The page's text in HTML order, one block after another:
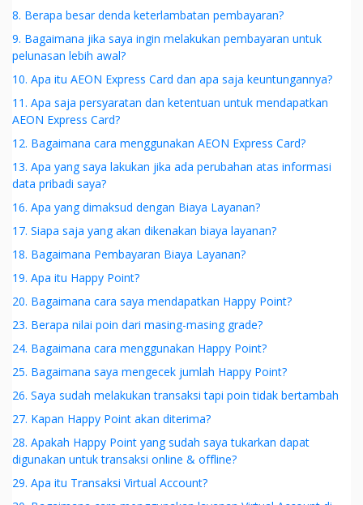
8. Berapa besar denda keterlambatan pembayaran?
9. Bagaimana jika saya ingin melakukan pembayaran untuk
pelunasan lebih awal?
10. Apa itu AEON Express Card dan apa saja keuntungannya?
11. Apa saja persyaratan dan ketentuan untuk mendapatkan
AEON Express Card?
12. Bagaimana cara menggunakan AEON Express Card?
13. Apa yang saya lakukan jika ada perubahan atas informasi
data pribadi saya?
16. Apa yang dimaksud dengan Biaya Layanan?
17. Siapa saja yang akan dikenakan biaya layanan?
18. Bagaimana Pembayaran Biaya Layanan?
19. Apa itu Happy Point?
20. Bagaimana cara saya mendapatkan Happy Point?
23. Berapa nilai poin dari masing-masing grade?
24. Bagaimana cara menggunakan Happy Point?
25. Bagaimana saya mengecek jumlah Happy Point?
26. Saya sudah melakukan transaksi tapi poin tidak bertambah
27. Kapan Happy Point akan diterima?
28. Apakah Happy Point yang sudah saya tukarkan dapat
digunakan untuk transaksi online & offline?
29. Apa itu Transaksi Virtual Account?